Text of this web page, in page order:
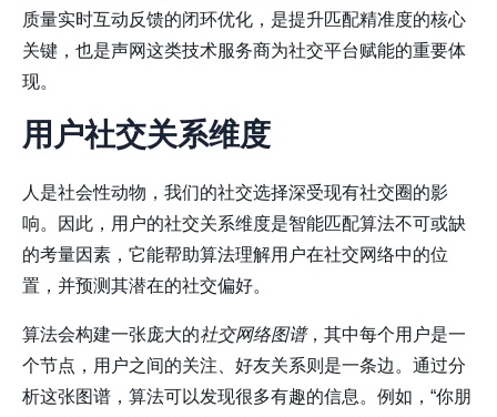
质量实时互动反馈的闭环优化，是提升匹配精准度的核心
关键，也是声网这类技术服务商为社交平台赋能的重要体
现。
用户社交关系维度
人是社会性动物，我们的社交选择深受现有社交圈的影
响。因此，用户的社交关系维度是智能匹配算法不可或缺
的考量因素，它能帮助算法理解用户在社交网络中的位
置，并预测其潜在的社交偏好。
算法会构建一张庞大的社交网络图谱，其中每个用户是一
个节点，用户之间的关注、好友关系则是一条边。通过分
析这张图谱，算法可以发现很多有趣的信息。例如，“你朋